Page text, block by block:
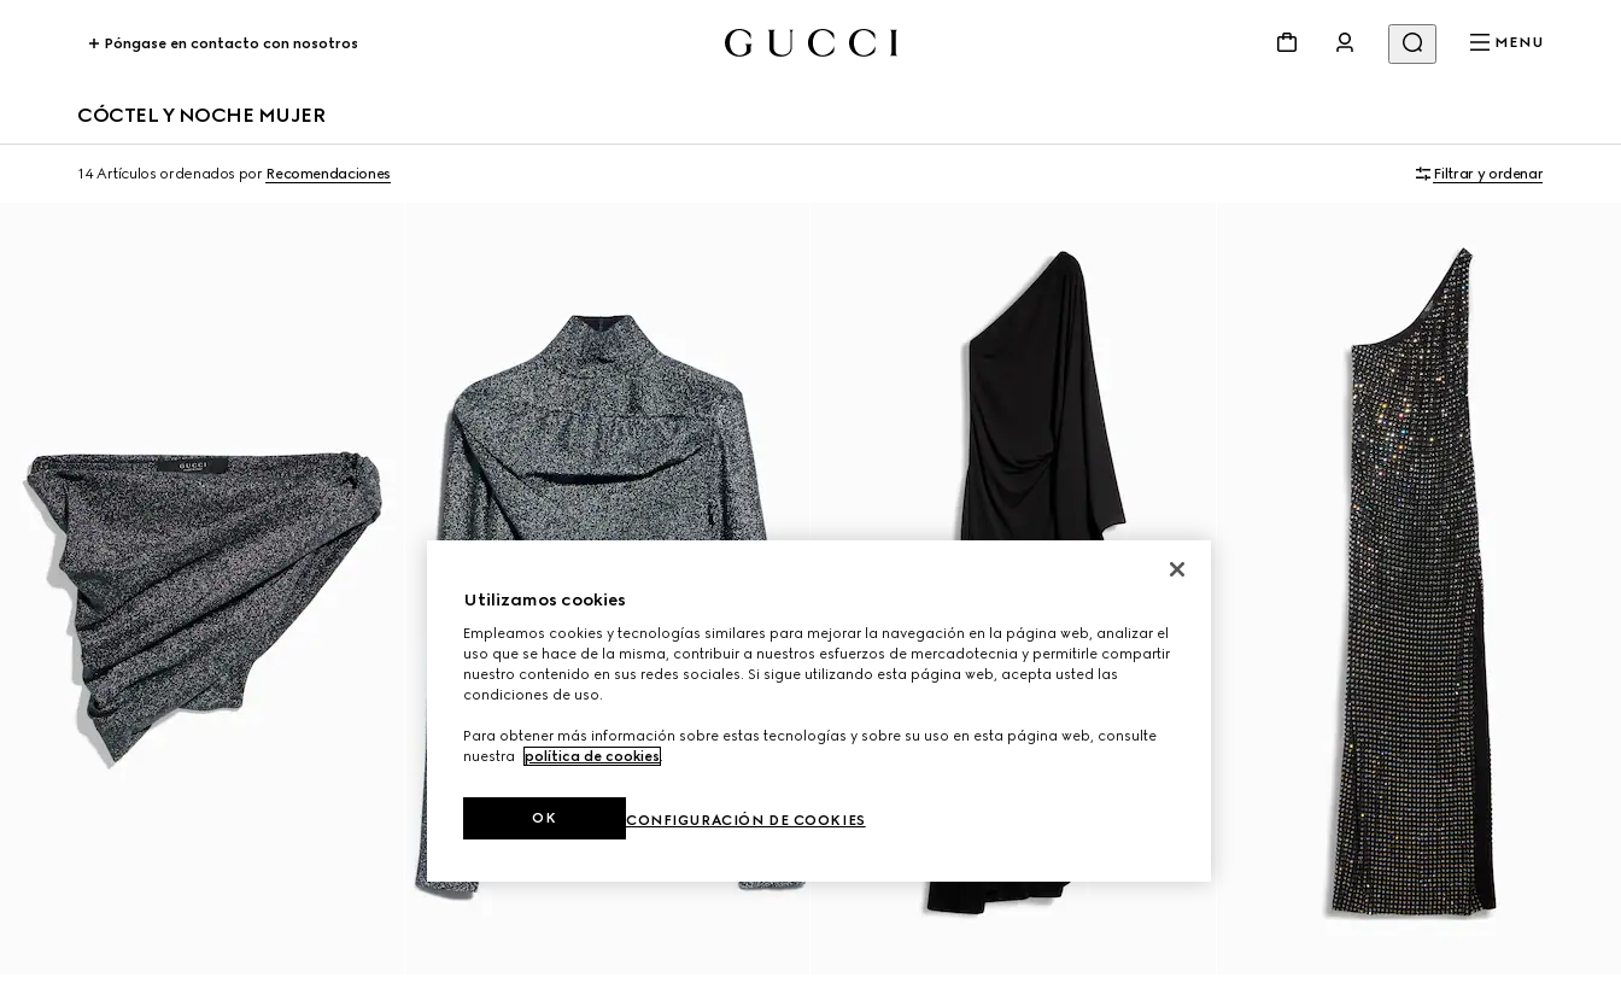
Póngase en contacto con nosotros MENU
CÓCTEL Y NOCHE MUJER
14 Artículos ordenados por Recomendaciones Filtrar y ordenar
Utilizamos cookies
Empleamos cookies y tecnologías similares para mejorar la navegación en la página web, analizar el
uso que se hace de la misma, contribuir a nuestros esfuerzos de mercadotecnia y permitirle compartir
nuestro contenido en sus redes sociales. Si sigue utilizando esta página web, acepta usted las
condiciones de uso.
Para obtener más información sobre estas tecnologías y sobre su uso en esta página web, consulte
nuestra
política de cookies.
CONFIGURACIÓN DE COOKIES
OK